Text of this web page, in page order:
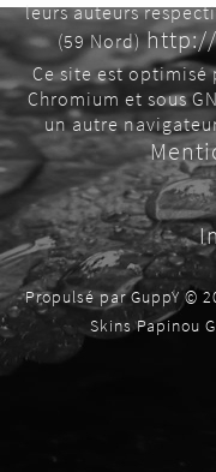
leurs auteurs
(59 Nord)
Ce site est optimisé
Chromium et sous
un autre
Propulsé par GuppY ©
Skins Papinou